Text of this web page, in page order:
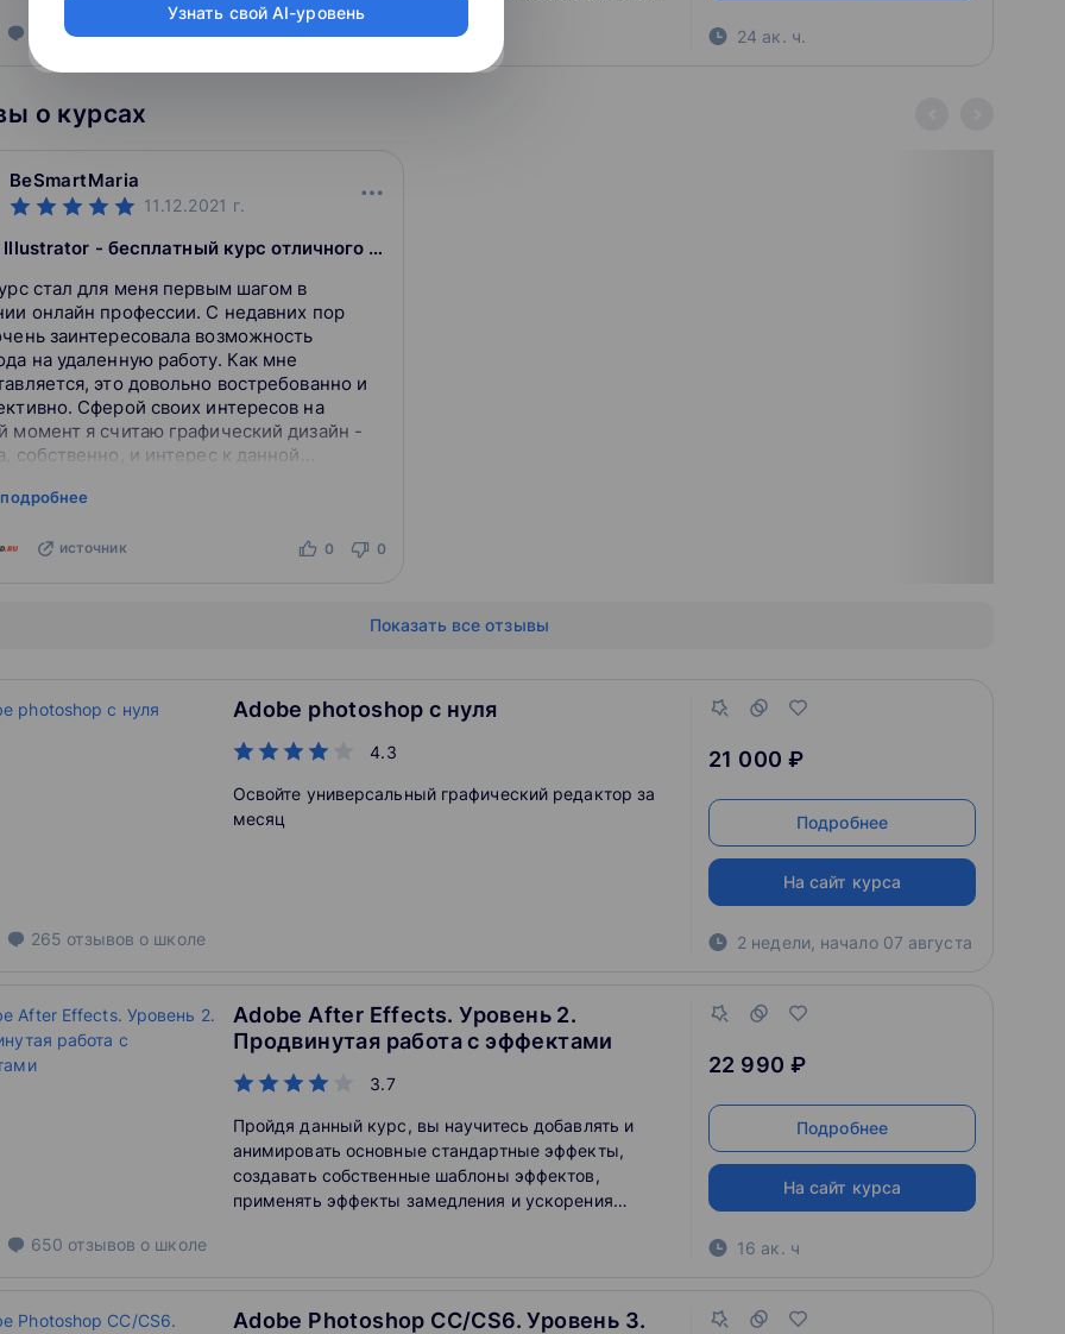
650отзывово школе
и гибким интерфейсом. Исключительные
возможности при работе с цветом и графикой
дополняют превосходные возможности для работы
24 ак. ч.
о курсах
BeSmartMaria
11.12.2021 г.
Adobe Illustrator - бесплатный курс отличного уровня. Не с первого раза, не обо всем, но это - отличный инструмент освоения программы!
стал для меня первым шагом в
онлайн профессии. С недавних пор
заинтересовала возможность
на удаленную работу. Как мне
это довольно востребованно и
Сферой своих интересов на
момент я считаю графический дизайн -
собственно, и интерес к данной
хотя, с другой стороны, их...
источник 0 0
Показать все отзывы
265 отзывов о школе
Adobe photoshop с нуля
4.3
Освойте универсальный графический редактор за
месяц
21 000 ₽
Подробнее
На сайт курса
2 недели начало 07 августа
650 отзывов о школе
Adobe After Effects. Уровень 2.
Продвинутая работа с эффектами
3.7
Пройдя данный курс, вы научитесь добавлять и
анимировать основные стандартные эффекты,
создавать собственные шаблоны эффектов,
применять эффекты замедления и ускорения
22 990 ₽
Подробнее
На сайт курса
16 ак. ч
Adobe Photoshop СС/CS6. Уровень 3.
Узнать свой AI-уровень